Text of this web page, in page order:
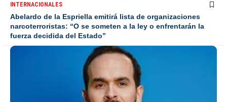
INTERNACIONALES
Abelardo de la Espriella emitirá lista de organizaciones
narcoterroristas: “O se someten a la ley o enfrentarán la
fuerza decidida del Estado”